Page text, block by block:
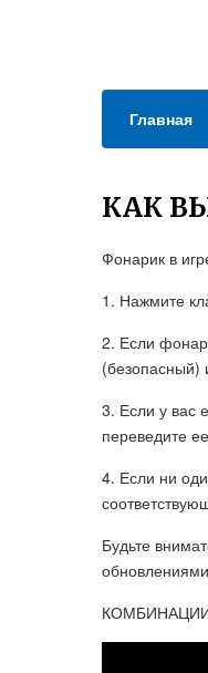
Главная
КАК
Фонарик в
1. Нажмите
2. Если
(безопасный)
3. Если у вас
переведите
4. Если ни
Будьте
КОМБИНАЦИИ